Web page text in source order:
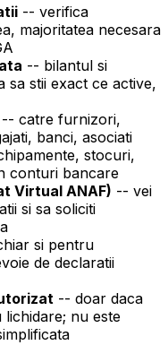
-- verifica
majoritatea necesara
-- bilantul si
sa stii exact ce active,
-- catre furnizori,
banci, asociati
stocuri,
conturi bancare
Virtual ANAF) -- vei
si sa soliciti
si pentru
de declaratii
-- doar daca
nu este